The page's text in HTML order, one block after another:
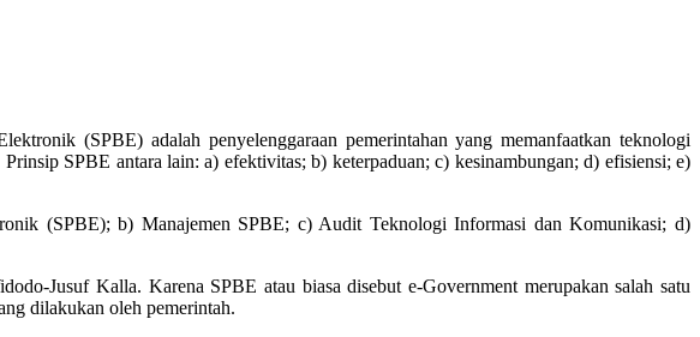
(SPBE) adalah penyelenggaraan pemerintahan yang memanfaatkan teknologi
SPBE antara lain: a) efektivitas; b) keterpaduan; c) kesinambungan; d) efisiensi; e)
(SPBE); b) Manajemen SPBE; c) Audit Teknologi Informasi dan Komunikasi; d)
Jusuf Kalla. Karena SPBE atau biasa disebut e-Government merupakan salah satu
dilakukan oleh pemerintah.